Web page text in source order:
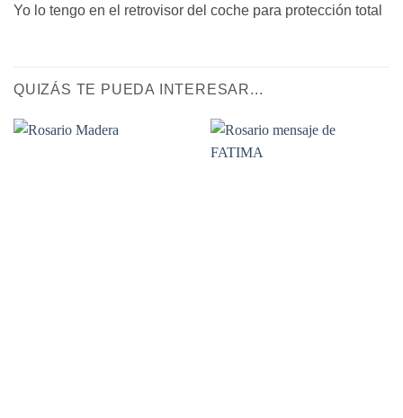
Yo lo tengo en el retrovisor del coche para protección total
QUIZÁS TE PUEDA INTERESAR...